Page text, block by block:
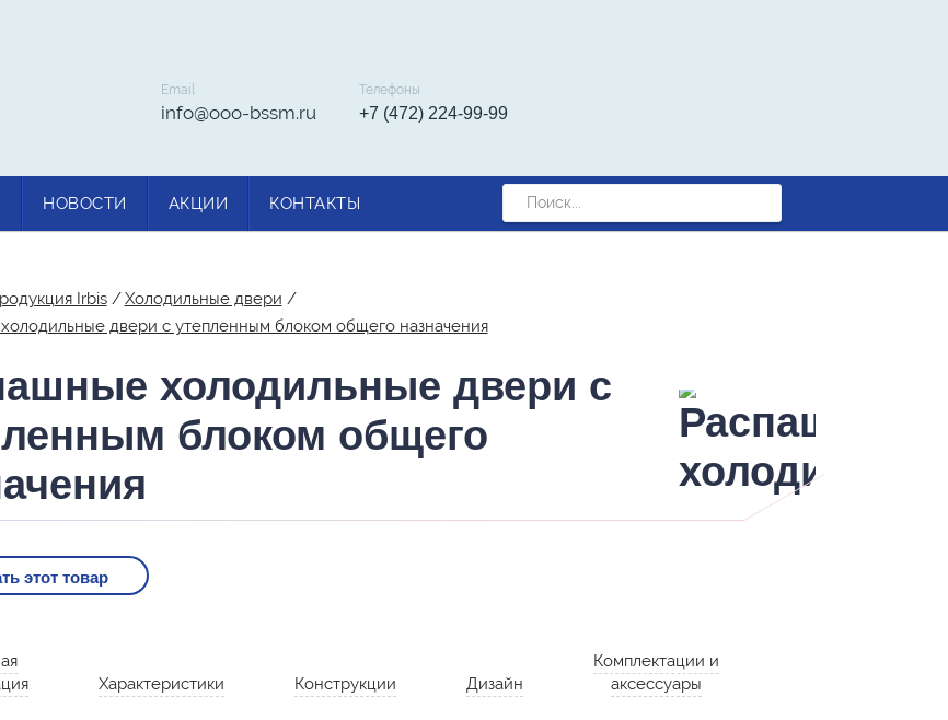
Email
info@ooo-bssm.ru
Телефоны
+7 (472) 224-99-99‬
НОВОСТИ АКЦИИ КОНТАКТЫ
Irbis
Холодильные двери
двери с утепленным блоком общего назначения
холодильные двери с
блоком общего
этот товар
Характеристики Конструкции Дизайн
Комплектации и
аксессуары